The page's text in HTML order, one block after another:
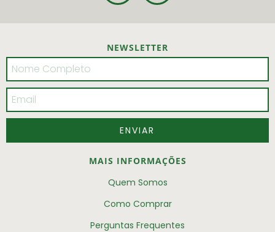
NEWSLETTER
MAIS INFORMAÇÕES
Quem Somos
Como Comprar
Perguntas Frequentes